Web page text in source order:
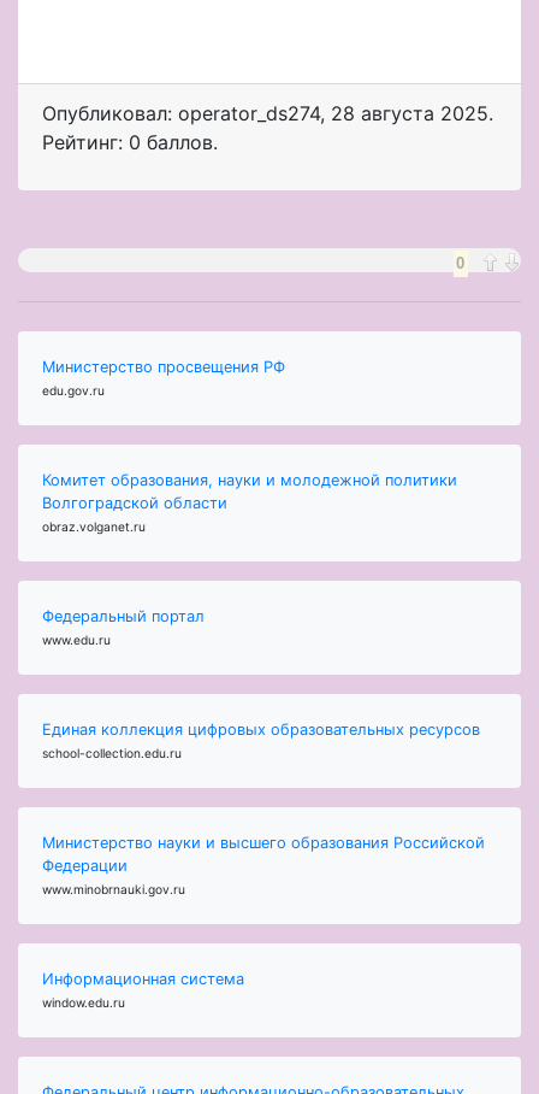
Опубликовал: operator_ds274, 28 августа 2025.
Рейтинг: 0 баллов.
0
Министерство просвещения РФ
edu.gov.ru
Комитет образования, науки и молодежной политики
Волгоградской области
obraz.volganet.ru
Федеральный портал
www.edu.ru
Единая коллекция цифровых образовательных ресурсов
school-collection.edu.ru
Министерство науки и высшего образования Российской
Федерации
www.minobrnauki.gov.ru
Информационная система
window.edu.ru